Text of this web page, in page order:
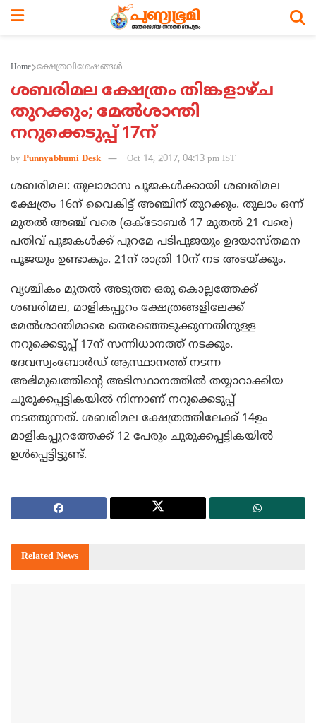
Home ക്ഷേത്രവിശേഷങ്ങള്‍
ശബരിമല ക്ഷേത്രം തിങ്കളാഴ്ച
തുറക്കും; മേല്‍ശാന്തി
നറുക്കെടുപ്പ് 17ന്‌
by Punnyabhumi Desk Oct 14, 2017, 04:13 pm IST
ശബരിമല: തുലാമാസ പൂജകള്‍ക്കായി ശബരിമല
ക്ഷേത്രം 16ന് വൈകിട്ട് അഞ്ചിന് തുറക്കും. തുലാം ഒന്ന്
മുതല്‍ അഞ്ച് വരെ (ഒക്ടോബര്‍ 17 മുതല്‍ 21 വരെ)
പതിവ് പൂജകള്‍ക്ക് പുറമേ പടിപൂജയും ഉദയാസ്തമന
പൂജയും ഉണ്ടാകും. 21ന് രാത്രി 10ന് നട അടയ്ക്കും.
വൃശ്ചികം മുതല്‍ അടുത്ത ഒരു കൊല്ലത്തേക്ക്
ശബരിമല, മാളികപ്പുറം ക്ഷേത്രങ്ങളിലേക്ക്
മേല്‍ശാന്തിമാരെ തെരഞ്ഞെടുക്കുന്നതിനുള്ള
നറുക്കെടുപ്പ് 17ന് സന്നിധാനത്ത് നടക്കും.
ദേവസ്വംബോര്‍ഡ് ആസ്ഥാനത്ത് നടന്ന
അഭിമുഖത്തിന്റെ അടിസ്ഥാനത്തില്‍ തയ്യാറാക്കിയ
ചുരുക്കപ്പട്ടികയില്‍ നിന്നാണ് നറുക്കെടുപ്പ്
നടത്തുന്നത്. ശബരിമല ക്ഷേത്രത്തിലേക്ക് 14ഉം
മാളികപ്പുറത്തേക്ക് 12 പേരും ചുരുക്കപ്പട്ടികയില്‍
ഉള്‍പ്പെട്ടിട്ടുണ്ട്.
Related News